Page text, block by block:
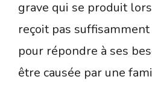
grave qui se produit
reçoit pas
pour répondre à ses
être causée par une